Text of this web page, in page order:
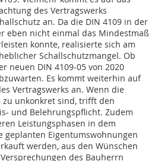
des Vertragswerks
an. Da die DIN 4109 in der
eben nicht einmal das Mindestmaß
konnte, realisierte sich am
Schallschutzmangel. Ob
neuen DIN 4109-05 von 2020
Es kommt weiterhin auf
Vertragswerks an. Wenn die
zu unkonkret sind, trifft den
und Belehrungspflicht. Zudem
Leistungsphasen in dem
geplanten Eigentumswohnungen
werden, aus den Wünschen
des Bauherrn